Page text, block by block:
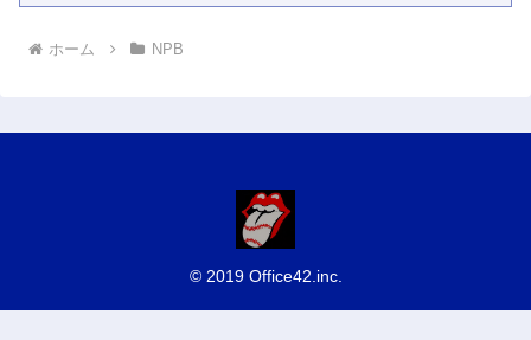
ホーム NPB
© 2019 Office42.inc.